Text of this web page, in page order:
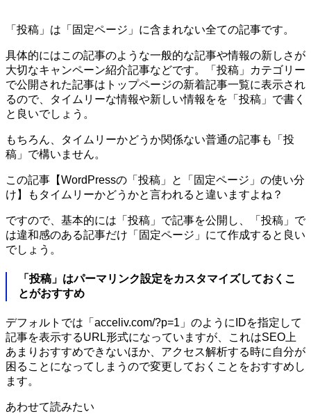
「投稿」は「固定ページ」に含まれない全ての記事です。
具体的にはこの記事のような一般的な記事や情報の新しさが
大切なキャンペーン紹介記事などです。「投稿」カテゴリー
で公開された記事はトップページの新着記事一覧に表示され
るので、タイムリーな情報や新しい情報をを「投稿」で書く
と良いでしょう。
もちろん、タイムリーかどうか関係ない普通の記事も「投
稿」で構いません。
この記事【WordPressの「投稿」と「固定ページ」の使い分
け】もタイムリーかどうかと言われると違いますよね？
ですので、基本的には「投稿」で記事を公開し、「投稿」で
は違和感のある記事だけ「固定ページ」にて作成すると良い
でしょう。
「投稿」はパーマリンク設定をカスタマイズしておくこ
とがおすすめ
デフォルトでは「acceliv.com/?p=1」のようにIDを指定して
記事を表示するURL形式になっていますが、これはSEO上
あまりおすすめできないほか、アクセス解析する時に自分が
困ることになってしまうので変更しておくことをおすすめし
ます。
あわせて読みたい